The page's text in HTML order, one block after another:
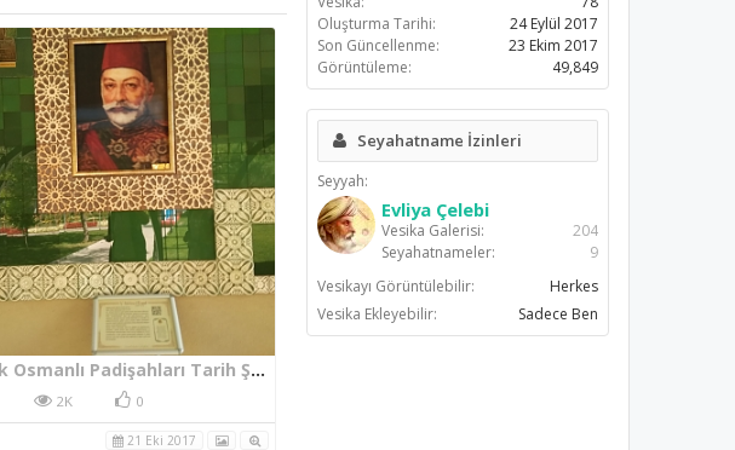
Bilecik Osmanlı Padişahları Tarih Şeridi V. Mehmed Reşad
2K 0
21 Eki 2017
Oluşturma Tarihi:
24 Eylül 2017
Son Güncellenme:
23 Ekim 2017
Görüntüleme:
49,849
Seyahatname İzinleri
Seyyah:
Evliya Çelebi
Vesika Galerisi:
204
Seyahatnameler:
9
Vesikayı Görüntülebilir:
Herkes
Vesika Ekleyebilir:
Sadece Ben